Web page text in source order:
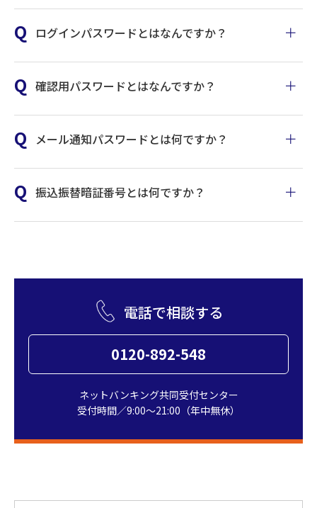
パソコ
ンを買
パソコ
しくな
った。
(窓口または管理者のパソコ
ン操作)と、新しいパソコン
詳しい操作方法については
パソコ
修理し
たらロ
グイン
利用するパソコンが故障し
き(窓口または管理者のパソ
コン操作)と、新しいパソコ
ンでの電子証明書発行が必
要です。
詳しい操作方法については
こちら
電子証明
認用パス
ビスをご利用の場合は、承
認手続きの際に入力してい
たパスワードです。
新しい確
認用パス
ワード
く確認用パスワードです。
まで利用していた確認用パ
スワード、過去2世代利用し
ご注意ください。
ログインパスワードとはなんですか？
確認用パスワードとはなんですか？
メール通知パスワードとは何ですか？
振込振替暗証番号とは何ですか？
電話で相談する
0120-892-548
ネットバンキング共同受付センター
受付時間／9:00～21:00（年中無休）